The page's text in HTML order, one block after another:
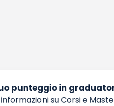
punteggio in
su Corsi e